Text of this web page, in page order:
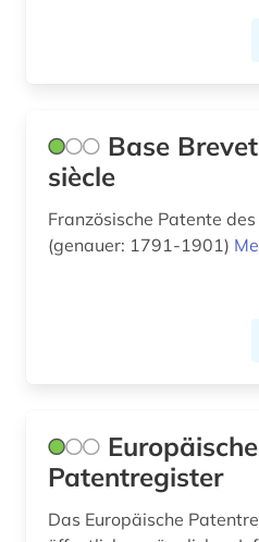
Base
siècle
Französische Patente
(genauer: 1791-1901)
Patentregister
Das Europäische